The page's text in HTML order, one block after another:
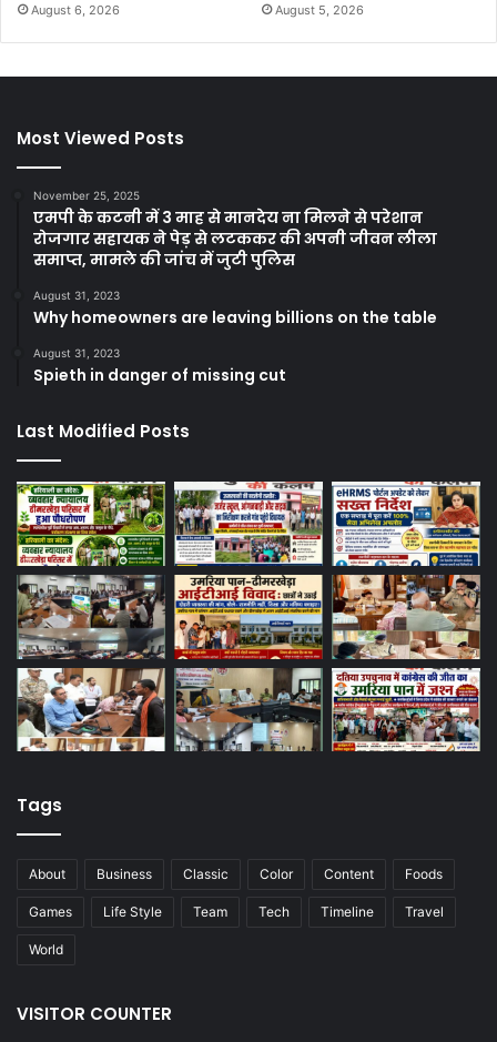
August 6, 2026 August 5, 2026
Most Viewed Posts
November 25, 2025
एमपी के कटनी में 3 माह से मानदेय ना मिलने से परेशान
रोजगार सहायक ने पेड़ से लटककर की अपनी जीवन लीला
समाप्त, मामले की जांच में जुटी पुलिस
August 31, 2023
Why homeowners are leaving billions on the table
August 31, 2023
Spieth in danger of missing cut
Last Modified Posts
Tags
About Business Classic Color Content Foods
Games Life Style Team Tech Timeline Travel
World
VISITOR COUNTER